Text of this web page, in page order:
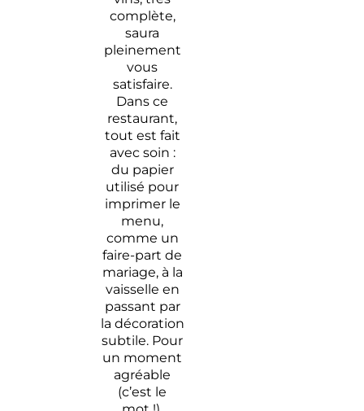
complète,
saura
pleinement
vous
satisfaire.
Dans ce
restaurant,
tout est fait
avec soin :
du papier
utilisé pour
imprimer le
menu,
comme un
faire-part de
mariage, à la
vaisselle en
passant par
la décoration
subtile. Pour
un moment
agréable
(c’est le